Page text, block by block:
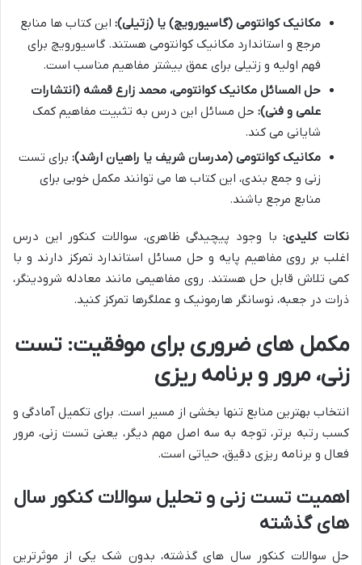
مکانیک کوانتومی (گاسیورویچ) یا (زتیلی): این کتاب ها منابع
مرجع و استاندارد مکانیک کوانتومی هستند. گاسیورویچ برای
فهم اولیه و زتیلی برای عمق بیشتر مفاهیم مناسب است.
حل المسائل مکانیک کوانتومی، محمد زارع قمشه (انتشارات
علمی و فنی): حل مسائل این درس به تثبیت مفاهیم کمک
شایانی می کند.
مکانیک کوانتومی (مدرسان شریف یا راهیان ارشد): برای تست
زنی و جمع بندی، این کتاب ها می توانند مکمل خوبی برای
منابع مرجع باشند.
نکات کلیدی:با وجود پیچیدگی ظاهری، سوالات کنکور این درس
اغلب بر روی مفاهیم پایه و حل مسائل استاندارد تمرکز دارند و با
کمی تلاش قابل حل هستند. روی مفاهیمی مانند معادله شرودینگر،
ذرات در جعبه، نوسانگر هارمونیک و عملگرها تمرکز کنید.
مکمل های ضروری برای موفقیت: تست
زنی، مرور و برنامه ریزی
انتخاب بهترین منابع تنها بخشی از مسیر است. برای تکمیل آمادگی و
کسب رتبه برتر، توجه به سه اصل مهم دیگر، یعنی تست زنی، مرور
فعال و برنامه ریزی دقیق، حیاتی است.
اهمیت تست زنی و تحلیل سوالات کنکور سال
های گذشته
حل سوالات کنکور سال های گذشته، بدون شک یکی از موثرترین